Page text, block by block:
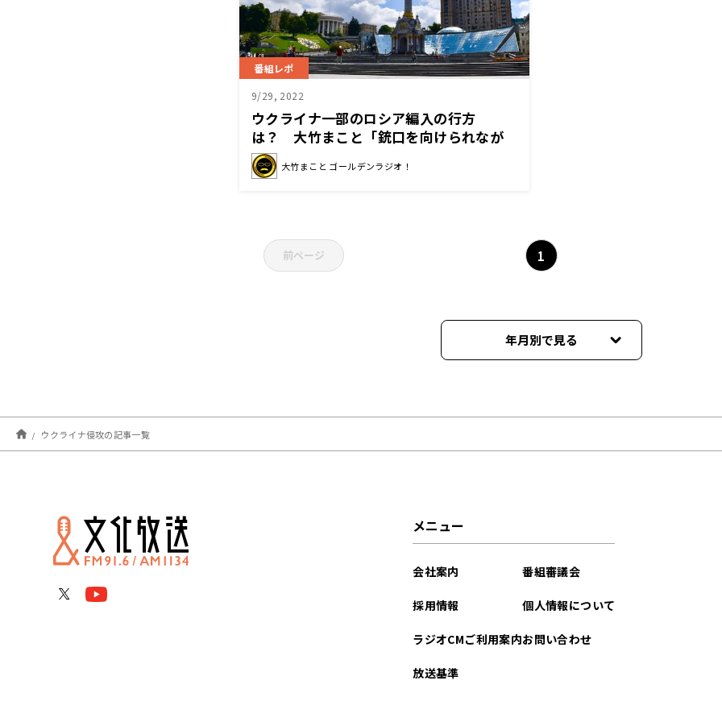
番組レポ
9/29, 2022
ウクライナ一部のロシア編入の行方
は？ 大竹まこと「銃口を向けられなが
ら投票したら、選挙ではない」
大竹まこと ゴールデンラジオ！
前ページ 1
年月別で見る
2023年02月
2022年10月
ウクライナ侵攻の記事一覧
メニュー
会社案内
採用情報
ラジオCMご利用案内
放送基準
番組審議会
個人情報について
お問い合わせ